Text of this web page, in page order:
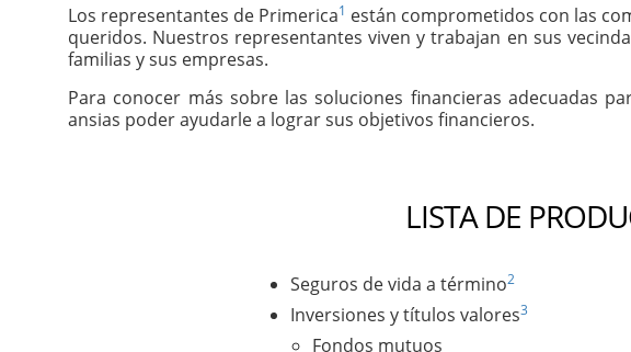
Los representantes de Primerica1 están comprometidos con las
queridos. Nuestros representantes viven y trabajan en sus
familias y sus empresas.
Para conocer más sobre las soluciones financieras adecuadas
ansias poder ayudarle a lograr sus objetivos financieros.
LISTA DE
Seguros de vida a término2
Inversiones y títulos valores3
Fondos mutuos